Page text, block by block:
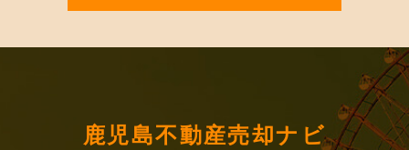
鹿児島不動産売却ナビ